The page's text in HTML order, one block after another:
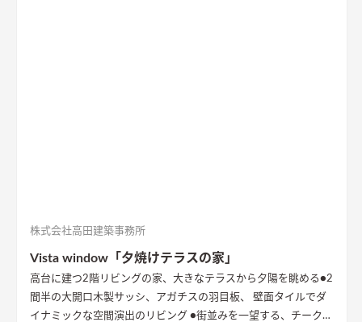
株式会社高田建築事務所
Vista window「夕焼けテラスの家」
高台に建つ2階リビングの家、大きなテラスから夕陽を眺める●2
間半の大開口木製サッシ、アガチスの羽目板、 壁面タイルでダ
イナミックな空間演出のリビング ●街並みを一望する、チークの